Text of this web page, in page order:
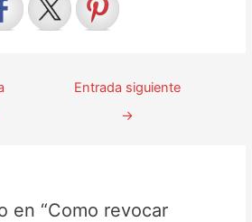
Entrada siguiente
→
en “Como revocar